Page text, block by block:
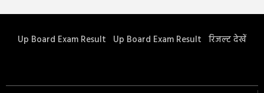
Up Board Exam Result Up Board Exam Result रिजल्ट देखें